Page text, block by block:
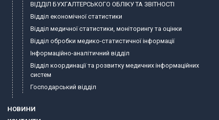
ВІДДІЛ БУХГАЛТЕРСЬКОГО ОБЛІКУ ТА ЗВІТНОСТІ
Відділ економічної статистики
Відділ медичної статистики, моніторингу та оцінки
Відділ обробки медико-статистичної інформації
Інформаційно-аналітичний відділ
Відділ координації та розвитку медичних інформаційних
систем
Господарський відділ
НОВИНИ